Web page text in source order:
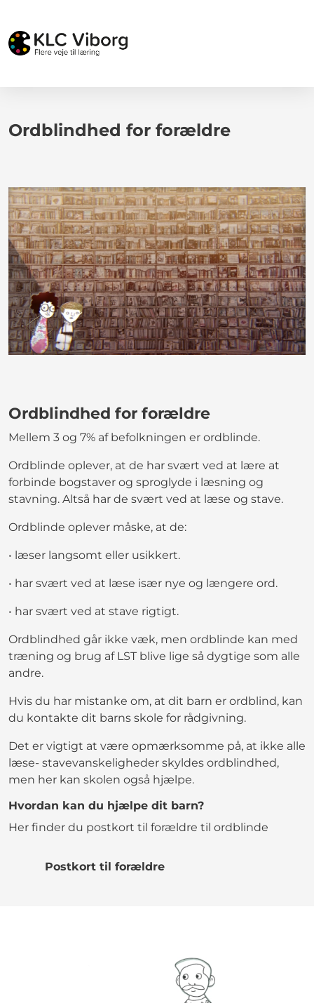
Ordblindhed for forældre
Ordblindhed for forældre
Mellem 3 og 7% af befolkningen er ordblinde.
Ordblinde oplever, at de har svært ved at lære at
forbinde bogstaver og sproglyde i læsning og
stavning. Altså har de svært ved at læse og stave.
Ordblinde oplever måske, at de:
• læser langsomt eller usikkert.
• har svært ved at læse især nye og længere ord.
• har svært ved at stave rigtigt.
Ordblindhed går ikke væk, men ordblinde kan med
træning og brug af LST blive lige så dygtige som alle
andre.
Hvis du har mistanke om, at dit barn er ordblind, kan
du kontakte dit barns skole for rådgivning.
Det er vigtigt at være opmærksomme på, at ikke alle
læse- stavevanskeligheder skyldes ordblindhed,
men her kan skolen også hjælpe.
Hvordan kan du hjælpe dit barn?
Her finder du postkort til forældre til ordblinde
Postkort til forældre